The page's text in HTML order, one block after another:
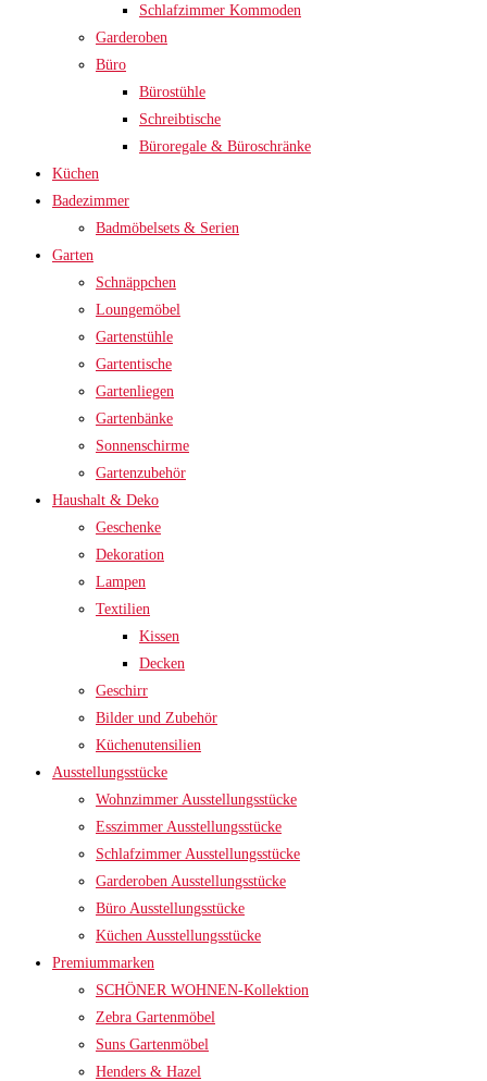
Schlafzimmer Kommoden
Garderoben
Büro
Bürostühle
Schreibtische
Büroregale & Büroschränke
Küchen
Badezimmer
Badmöbelsets & Serien
Garten
Schnäppchen
Loungemöbel
Gartenstühle
Gartentische
Gartenliegen
Gartenbänke
Sonnenschirme
Gartenzubehör
Haushalt & Deko
Geschenke
Dekoration
Lampen
Textilien
Kissen
Decken
Geschirr
Bilder und Zubehör
Küchenutensilien
Ausstellungsstücke
Wohnzimmer Ausstellungsstücke
Esszimmer Ausstellungsstücke
Schlafzimmer Ausstellungsstücke
Garderoben Ausstellungsstücke
Büro Ausstellungsstücke
Küchen Ausstellungsstücke
Premiummarken
SCHÖNER WOHNEN-Kollektion
Zebra Gartenmöbel
Suns Gartenmöbel
Henders & Hazel